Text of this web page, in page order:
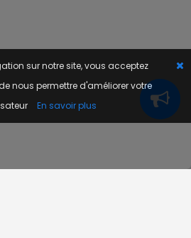
sur notre site, vous acceptez
nous permettre d'améliorer votre
En savoir plus